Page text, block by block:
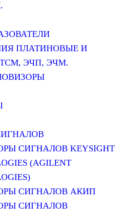
ПЛАТИНОВЫЕ И
ЭЧП, ЭЧМ.
СИГНАЛОВ KEYSIGHT
(AGILENT
СИГНАЛОВ АКИП
СИГНАЛОВ